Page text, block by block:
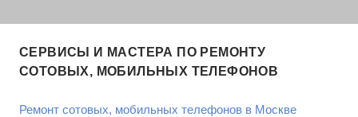
СЕРВИСЫ И МАСТЕРА ПО РЕМОНТУ
СОТОВЫХ, МОБИЛЬНЫХ ТЕЛЕФОНОВ
Ремонт сотовых, мобильных телефонов в Москве